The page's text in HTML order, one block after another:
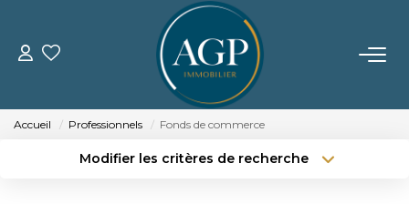
ACHETER
Accueil Professionnels Fonds de commerce
Modifier les critères de recherche